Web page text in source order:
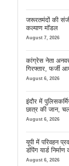
जरूरतमंदों की
कल्याण मॉडल
August 7, 2026
कांग्रेस नेता
गिरफ्तार, फर्जी
कार्रवाई
August 6, 2026
इंदौर में
छात्र की जान,
बेहोश
August 6, 2026
यूपी में परिवहन
डंपिंग यार्ड
August 6, 2026